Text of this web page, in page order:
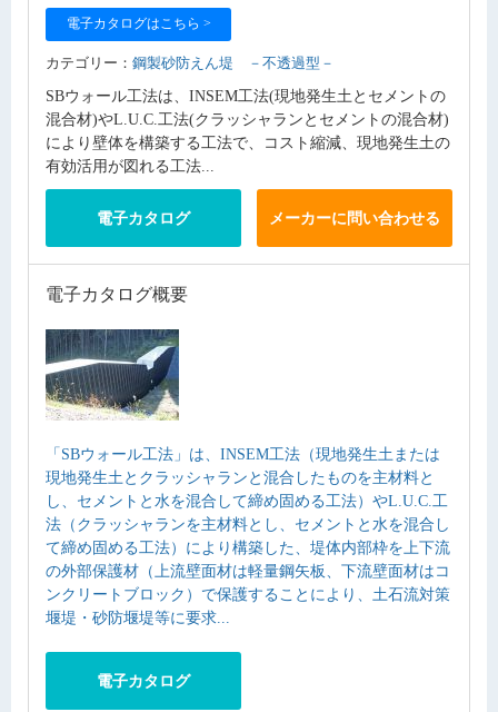
電子カタログはこちら >
カテゴリー： 鋼製砂防えん堤 －不透過型－
SBウォール工法は、INSEM工法(現地発生土とセメントの
混合材)やL.U.C.工法(クラッシャランとセメントの混合材)
により壁体を構築する工法で、コスト縮減、現地発生土の
有効活用が図れる工法...
電子カタログ メーカーに問い合わせる
電子カタログ概要
「SBウォール工法」は、INSEM工法（現地発生土または
現地発生土とクラッシャランと混合したものを主材料と
し、セメントと水を混合して締め固める工法）やL.U.C.工
法（クラッシャランを主材料とし、セメントと水を混合し
て締め固める工法）により構築した、堤体内部枠を上下流
の外部保護材（上流壁面材は軽量鋼矢板、下流壁面材はコ
ンクリートブロック）で保護することにより、土石流対策
堰堤・砂防堰堤等に要求...
電子カタログ